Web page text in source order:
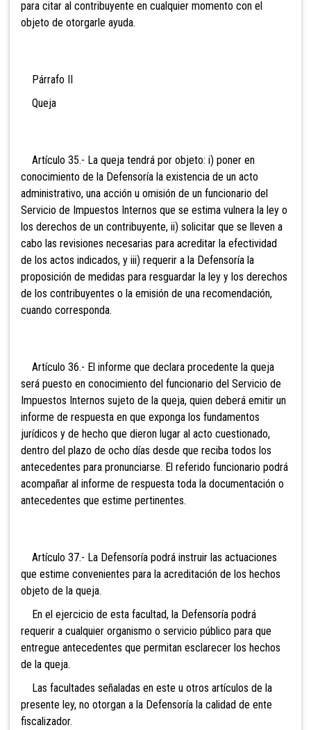
para citar al contribuyente en cualquier momento con el
objeto de otorgarle ayuda.
Párrafo II
Queja
Artículo 35.- La queja tendrá por objeto: i) poner en
conocimiento de la Defensoría la existencia de un acto
administrativo, una acción u omisión de un funcionario del
Servicio de Impuestos Internos que se estima vulnera la ley o
los derechos de un contribuyente, ii) solicitar que se lleven a
cabo las revisiones necesarias para acreditar la efectividad
de los actos indicados, y iii) requerir a la Defensoría la
proposición de medidas para resguardar la ley y los derechos
de los contribuyentes o la emisión de una recomendación,
cuando corresponda.
Artículo 36.- El informe que declara procedente la queja
será puesto en conocimiento del funcionario del Servicio de
Impuestos Internos sujeto de la queja, quien deberá emitir un
informe de respuesta en que exponga los fundamentos
jurídicos y de hecho que dieron lugar al acto cuestionado,
dentro del plazo de ocho días desde que reciba todos los
antecedentes para pronunciarse. El referido funcionario podrá
acompañar al informe de respuesta toda la documentación o
antecedentes que estime pertinentes.
Artículo 37.- La Defensoría podrá instruir las actuaciones
que estime convenientes para la acreditación de los hechos
objeto de la queja.
En el ejercicio de esta facultad, la Defensoría podrá
requerir a cualquier organismo o servicio público para que
entregue antecedentes que permitan esclarecer los hechos
de la queja.
Las facultades señaladas en este u otros artículos de la
presente ley, no otorgan a la Defensoría la calidad de ente
fiscalizador.